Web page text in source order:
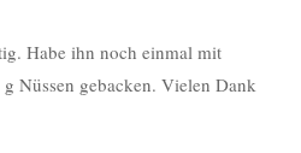
Habe ihn noch einmal mit
Nüssen gebacken. Vielen Dank